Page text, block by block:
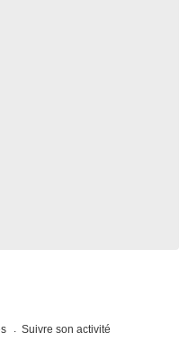
Suivre son activité